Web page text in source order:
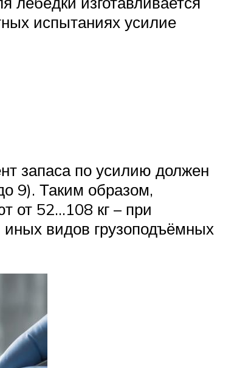
испытаниях усилие
запаса по усилию должен
9). Таким образом,
от 52…108 кг – при
видов грузоподъёмных